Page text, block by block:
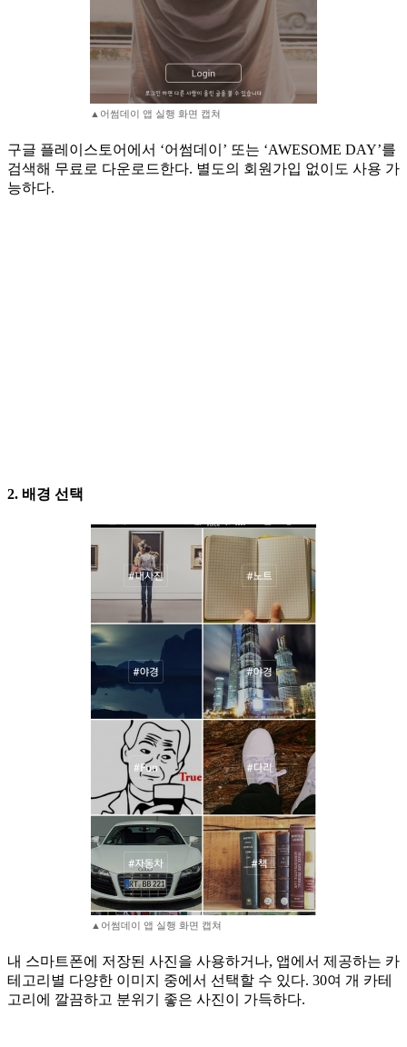
▲어썸데이 앱 실행 화면 캡쳐
구글 플레이스토어에서 ‘어썸데이’ 또는 ‘AWESOME DAY’를
검색해 무료로 다운로드한다. 별도의 회원가입 없이도 사용 가
능하다.
2. 배경 선택
▲어썸데이 앱 실행 화면 캡쳐
내 스마트폰에 저장된 사진을 사용하거나, 앱에서 제공하는 카
테고리별 다양한 이미지 중에서 선택할 수 있다. 30여 개 카테
고리에 깔끔하고 분위기 좋은 사진이 가득하다.